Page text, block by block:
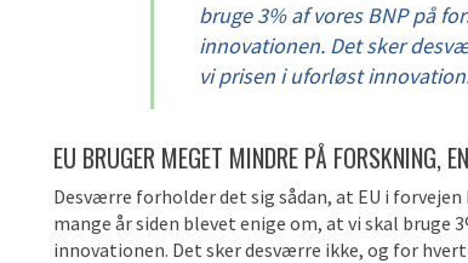
bruge 3% af vores BNP på
innovationen. Det sker
vi prisen i uforløst
EU BRUGER MEGET MINDRE PÅ FORSKNING,
Desværre forholder det sig sådan, at EU i
mange år siden blevet enige om, at vi skal bruge
innovationen. Det sker desværre ikke, og for